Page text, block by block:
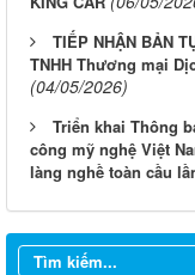
TIẾP NHẬN BẢN
TNHH Thương mại
(04/05/2026)
Triển khai Thông
công mỹ nghệ Việt
làng nghề toàn cầu